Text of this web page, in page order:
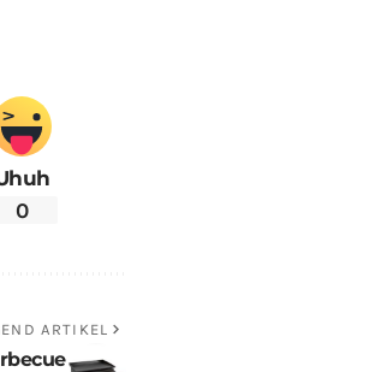
0
ARTIKEL